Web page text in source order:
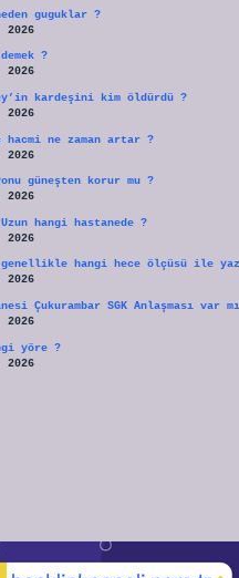
guguklar ?
2026
?
2026
kardeşini kim öldürdü ?
2026
ne zaman artar ?
2026
güneşten korur mu ?
2026
hangi hastanede ?
2026
genellikle hangi hece ölçüsü ile
2026
Çukurambar SGK Anlaşması var
2026
yöre ?
2026